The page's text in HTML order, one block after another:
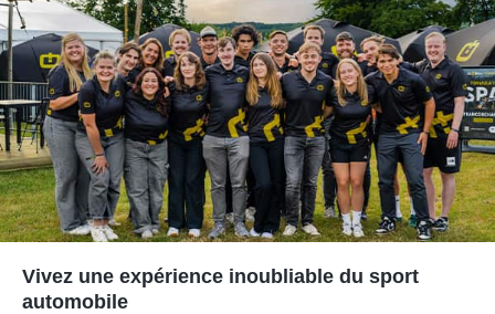
Vivez une expérience inoubliable du sport
automobile